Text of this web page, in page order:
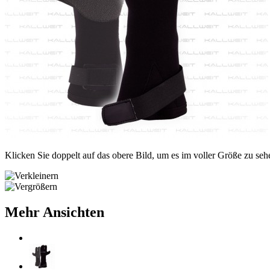
Klicken Sie doppelt auf das obere Bild, um es im voller Größe zu
Mehr Ansichten